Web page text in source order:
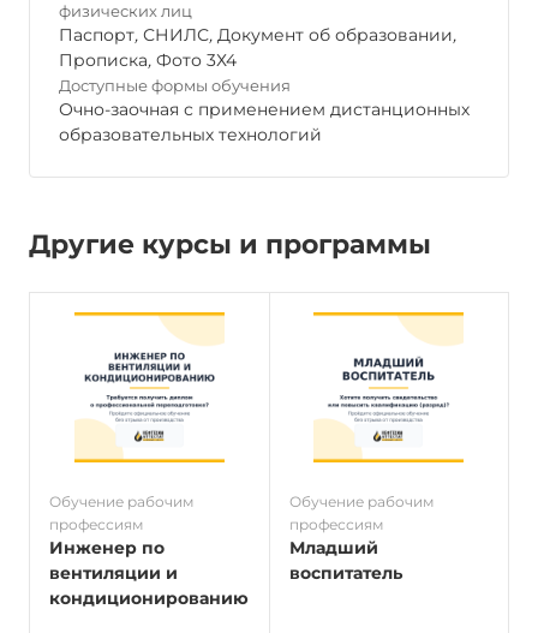
физических лиц
Паспорт, СНИЛС, Документ об образовании,
Прописка, Фото 3Х4
Доступные формы обучения
Очно-заочная с применением дистанционных
образовательных технологий
Другие курсы и программы
Обучение рабочим
профессиям
Инженер по
вентиляции и
кондиционированию
Обучение рабочим
профессиям
Младший
воспитатель